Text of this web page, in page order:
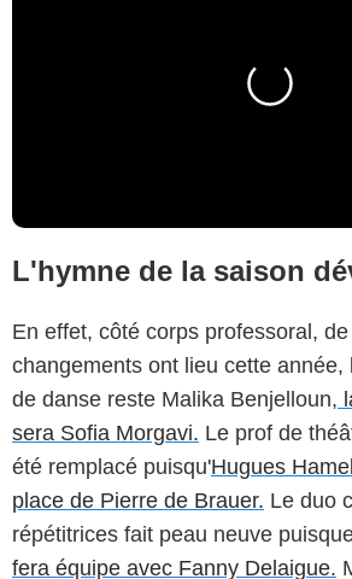
L'hymne de la saison
En effet, côté corps professoral,
changements ont lieu cette année,
de danse reste Malika Benjelloun,
sera Sofia Morgavi. Le prof de
été remplacé puisqu'Hugues
place de Pierre de Brauer. Le duo
répétitrices fait peau neuve
fera équipe avec Fanny Delaigue.